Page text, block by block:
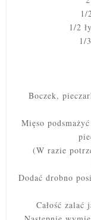
1/
1/2
1/
Boczek,
Mięso
(W razie
Dodać drobno
Całość zalać